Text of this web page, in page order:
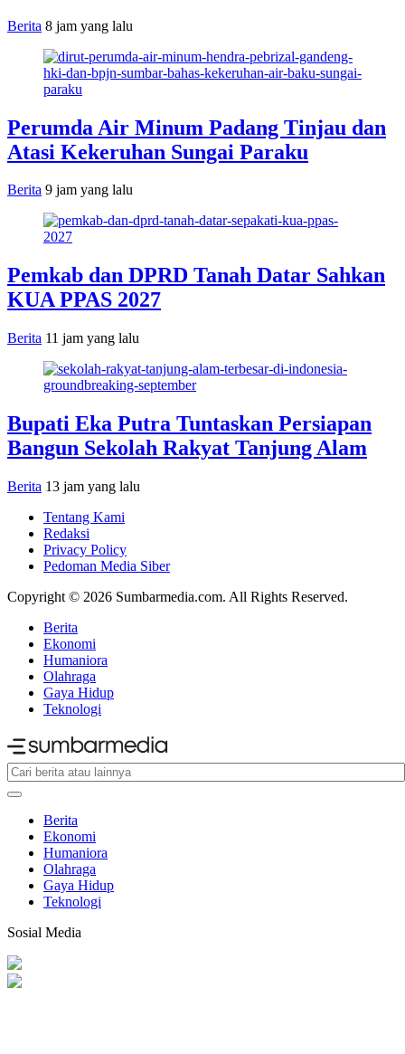
Berita 8 jam yang lalu
Perumda Air Minum Padang Tinjau dan
Atasi Kekeruhan Sungai Paraku
Berita 9 jam yang lalu
Pemkab dan DPRD Tanah Datar Sahkan
KUA PPAS 2027
Berita 11 jam yang lalu
Bupati Eka Putra Tuntaskan Persiapan
Bangun Sekolah Rakyat Tanjung Alam
Berita 13 jam yang lalu
Tentang Kami
Redaksi
Privacy Policy
Pedoman Media Siber
Copyright © 2026 Sumbarmedia.com. All Rights Reserved.
Berita
Ekonomi
Humaniora
Olahraga
Gaya Hidup
Teknologi
Berita
Ekonomi
Humaniora
Olahraga
Gaya Hidup
Teknologi
Sosial Media